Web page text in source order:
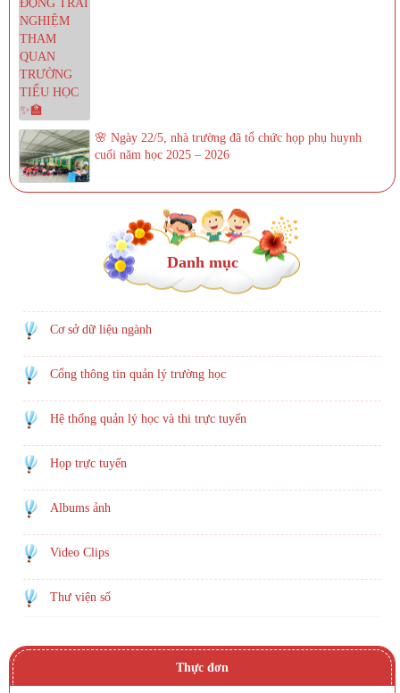
🌸 Ngày 22/5, nhà trường đã tổ chức họp phụ huynh
cuối năm học 2025 – 2026
Danh mục
Cơ sở dữ liệu ngành
Cổng thông tin quản lý trường học
Hệ thống quản lý học và thi trực tuyến
Họp trực tuyến
Albums ảnh
Video Clips
Thư viện số
Thực đơn